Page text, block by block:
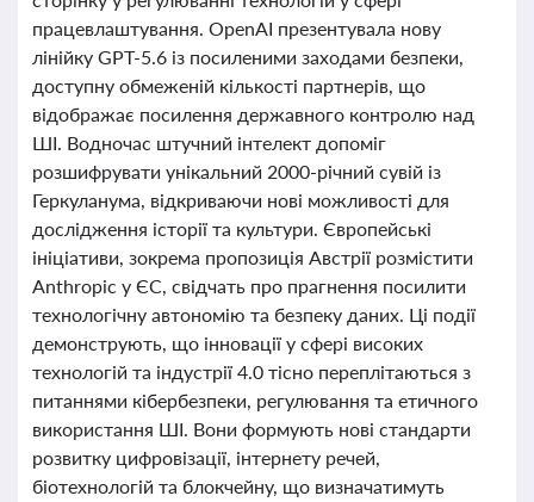
працевлаштування. OpenAI презентувала нову
лінійку GPT-5.6 із посиленими заходами безпеки,
доступну обмеженій кількості партнерів, що
відображає посилення державного контролю над
ШІ. Водночас штучний інтелект допоміг
розшифрувати унікальний 2000-річний сувій із
Геркуланума, відкриваючи нові можливості для
дослідження історії та культури. Європейські
ініціативи, зокрема пропозиція Австрії розмістити
Anthropic у ЄС, свідчать про прагнення посилити
технологічну автономію та безпеку даних. Ці події
демонструють, що інновації у сфері високих
технологій та індустрії 4.0 тісно переплітаються з
питаннями кібербезпеки, регулювання та етичного
використання ШІ. Вони формують нові стандарти
розвитку цифровізації, інтернету речей,
біотехнологій та блокчейну, що визначатимуть